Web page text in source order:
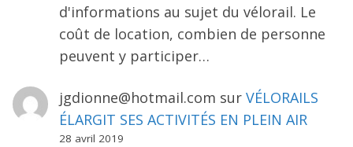
d'informations au sujet du vélorail. Le
coût de location, combien de personne
peuvent y participer…
jgdionne@hotmail.com sur VÉLORAILS
ÉLARGIT SES ACTIVITÉS EN PLEIN AIR
28 avril 2019